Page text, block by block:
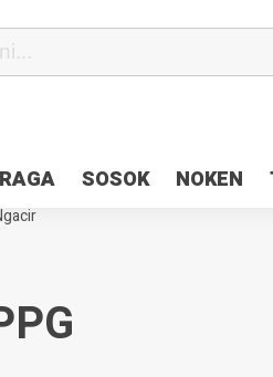
SOSOK NOKEN
Polri di Deklarasi Pemilu Ceria
10 Persen, Deposit Kas Daerah